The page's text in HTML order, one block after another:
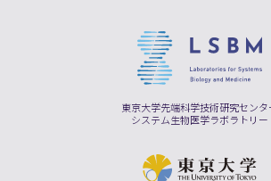
東京大学先端科学技術研究センタ
システム生物医学ラボラトリー